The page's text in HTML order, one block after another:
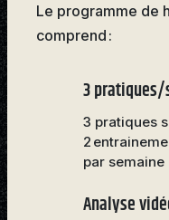
Le programme de
comprend :
3
3 pratiques
2
par semaine
Analyse